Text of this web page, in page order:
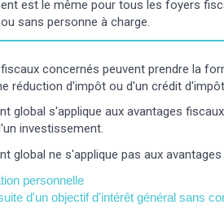
est le même pour tous les foyers
sans personne à charge.
concernés peuvent prendre la
réduction d'impôt ou d'un crédit d'impôt.
global s'applique aux avantages
investissement.
global ne s'applique pas aux
personnelle
d'un objectif d'intérêt général sans